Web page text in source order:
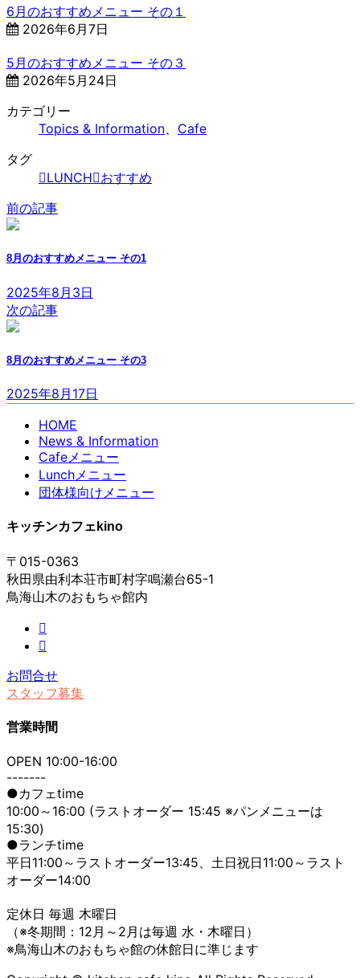
6月のおすすめメニュー その１
2026年6月7日
5月のおすすめメニュー その３
2026年5月24日
カテゴリー
Topics & Information、 Cafe
タグ
LUNCH おすすめ
前の記事
8月のおすすめメニュー その1
2025年8月3日
次の記事
8月のおすすめメニュー その3
2025年8月17日
HOME
News & Information
Cafeメニュー
Lunchメニュー
団体様向けメニュー
キッチンカフェkino
〒015-0363
秋田県由利本荘市町村字鳴瀬台65-1
鳥海山木のおもちゃ館内
お問合せ
スタッフ募集
営業時間
OPEN 10:00-16:00
-------
●カフェtime
10:00～16:00 (ラストオーダー 15:45 ※パンメニューは
15:30)
●ランチtime
平日11:00～ラストオーダー13:45、土日祝日11:00～ラスト
オーダー14:00
定休日 毎週 木曜日
（※冬期間：12月～2月は毎週 水・木曜日）
※鳥海山木のおもちゃ館の休館日に準じます